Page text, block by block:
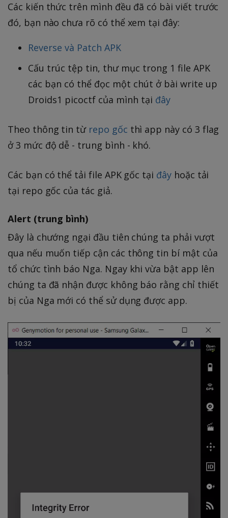
Các kiến thức trên mình đều đã có bài viết trước
đó, bạn nào chưa rõ có thể xem tại đây:
Reverse và Patch APK
Cấu trúc tệp tin, thư mục trong 1 file APK
các bạn có thể đọc một chút ở bài write up
Droids1 picoctf của mình tại đây
Theo thông tin từ repo gốc thì app này có 3 flag
ở 3 mức độ dễ - trung bình - khó.
Các bạn có thể tải file APK gốc tại đâyhoặc tải
tại repo gốc của tác giả.
Alert (trung bình)
Đây là chướng ngại đầu tiên chúng ta phải vượt
qua nếu muốn tiếp cận các thông tin bí mật của
tổ chức tình báo Nga. Ngay khi vừa bật app lên
chúng ta đã nhận được không báo rằng chỉ thiết
bị của Nga mới có thể sử dụng được app.